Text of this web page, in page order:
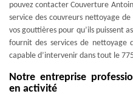
pouvez contacter Couverture
service des couvreurs nettoyage
vos gouttières pour qu’ils puissent
fournit des services de nettoyage
capable d’intervenir dans tout le
Notre entreprise
en activité